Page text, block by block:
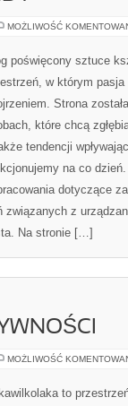
MOŻLIWOŚĆ
poświęcony sztuce
w którym
Strona
które chcą
tendencji
na co
dotyczące
z
Na stronie […]
MOŻLIWOŚĆ
to